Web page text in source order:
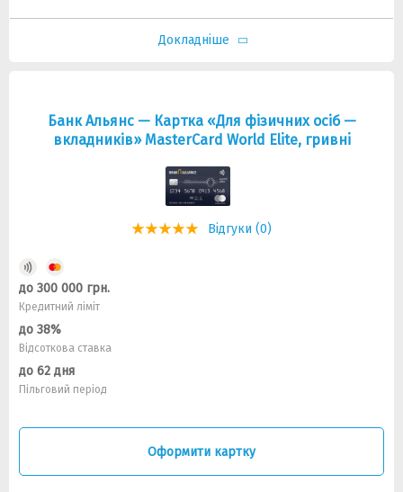
Докладніше
Банк Альянс — Картка «Для фізичних осіб —
вкладників» MasterCard World Elite, гривнi
Відгуки (0)
до 300 000 грн.
Кредитний ліміт
до 38%
Відсоткова ставка
до 62 дня
Пільговий період
Оформити картку